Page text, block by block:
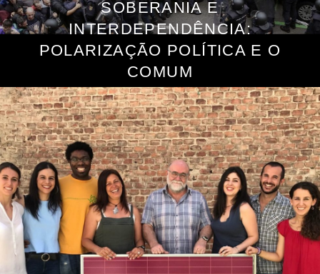
SOBERANIA E
INTERDEPENDÊNCIA:
POLARIZAÇÃO POLÍTICA E O
COMUM